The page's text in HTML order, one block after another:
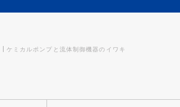
ケミカルポンプと流体制御機器のイワキ